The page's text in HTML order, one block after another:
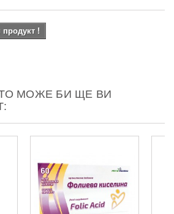
продукт !
МОЖЕ БИ ЩЕ ВИ